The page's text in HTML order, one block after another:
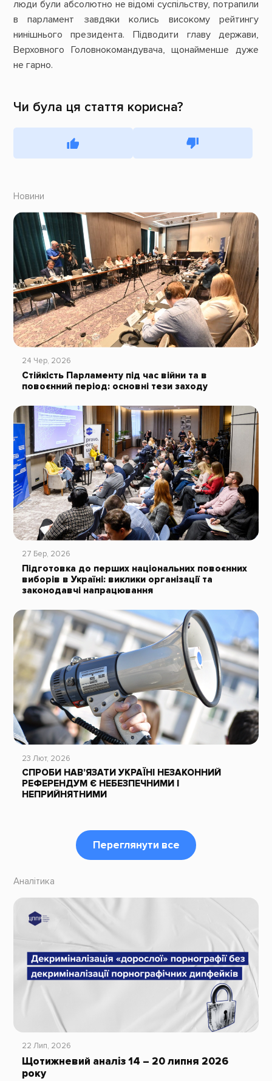
люди були абсолютно не відомі суспільству, потрапили
в парламент завдяки колись високому рейтингу
нинішнього президента. Підводити главу держави,
Верховного Головнокомандувача, щонайменше дуже
не гарно.
Чи була ця стаття корисна?
Новини
24 Чер, 2026
Стійкість Парламенту під час війни та в
повоєнний період: основні тези заходу
27 Бер, 2026
Підготовка до перших національних повоєнних
виборів в Україні: виклики організації та
законодавчі напрацювання
23 Лют, 2026
СПРОБИ НАВ’ЯЗАТИ УКРАЇНІ НЕЗАКОННИЙ
РЕФЕРЕНДУМ Є НЕБЕЗПЕЧНИМИ І
НЕПРИЙНЯТНИМИ
Переглянути все
Аналітика
22 Лип, 2026
Щотижневий аналіз 14 – 20 липня 2026
року